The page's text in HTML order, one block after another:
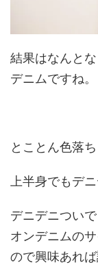
結果はなんと
デニムですね。
とことん色落
上半身でもデニ
デニデニつい
オンデニムの
ので興味あれば